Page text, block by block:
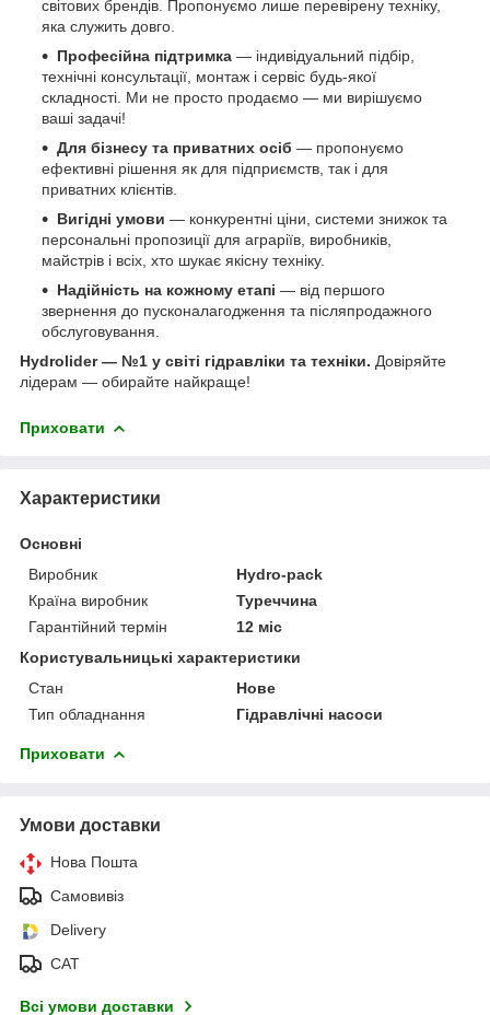
світових брендів. Пропонуємо лише перевірену техніку,
яка служить довго.
Професійна підтримка — індивідуальний підбір,
технічні консультації, монтаж і сервіс будь-якої
складності. Ми не просто продаємо — ми вирішуємо
ваші задачі!
Для бізнесу та приватних осіб — пропонуємо
ефективні рішення як для підприємств, так і для
приватних клієнтів.
Вигідні умови — конкурентні ціни, системи знижок та
персональні пропозиції для аграріїв, виробників,
майстрів і всіх, хто шукає якісну техніку.
Надійність на кожному етапі — від першого
звернення до пусконалагодження та післяпродажного
обслуговування.
Hydrolider — №1 у світі гідравліки та техніки. Довіряйте
лідерам — обирайте найкраще!
Приховати
Характеристики
Основні
Виробник
Hydro-pack
Країна виробник
Туреччина
Гарантійний термін
12 міс
Користувальницькі характеристики
Стан
Нове
Тип обладнання
Гідравлічні насоси
Приховати
Умови доставки
Нова Пошта
Самовивіз
Delivery
САТ
Всі умови доставки